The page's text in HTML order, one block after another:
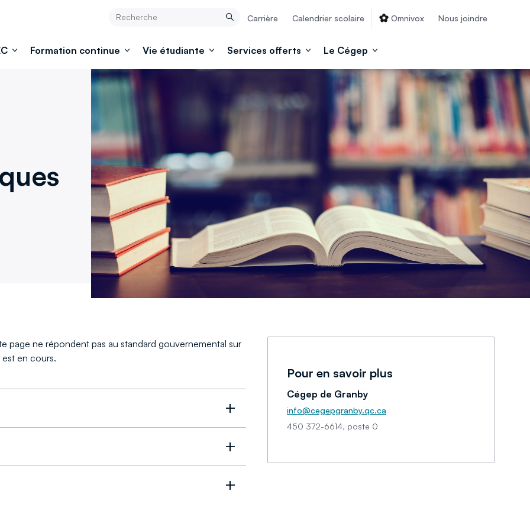
Rechercher
RechercherCarrière Calendrier scolaire Omnivox Nous joindre
Formation continue Vie étudiante Services offerts Le Cégep
page ne répondent pas au standard gouvernemental sur
est en cours.
Pour en savoir plus
Cégep de Granby
info@cegepgranby.qc.ca
450 372-6614, poste 0